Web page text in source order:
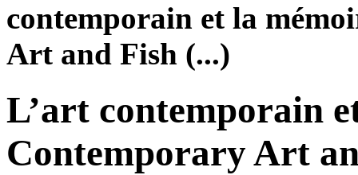
contemporain et la
Art and Fish (...)
L’art contemporain
Contemporary Art